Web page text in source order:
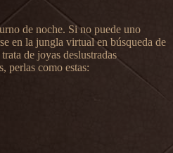
de noche. Si no puede uno
en la jungla virtual en búsqueda de
de joyas deslustradas
perlas como estas: